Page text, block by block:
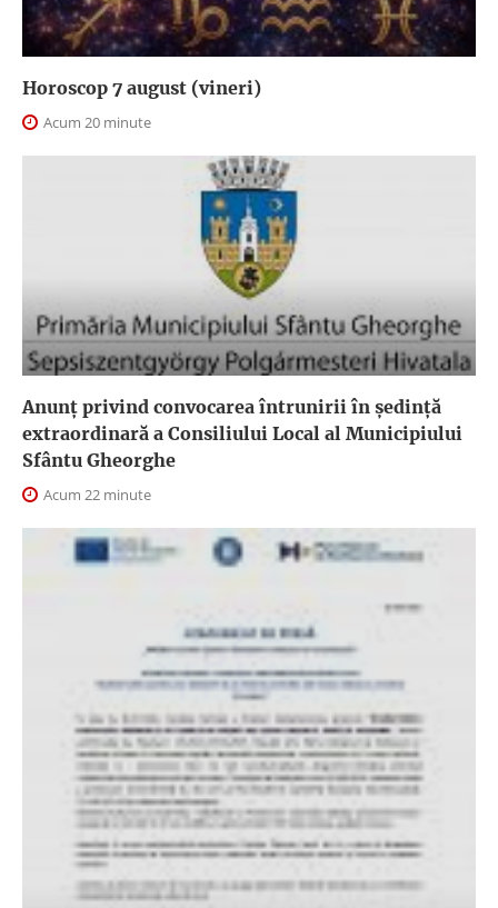
Horoscop 7 august (vineri)
Acum 20 minute
Anunţ privind convocarea întrunirii în şedinţă
extraordinară a Consiliului Local al Municipiului
Sfântu Gheorghe
Acum 22 minute